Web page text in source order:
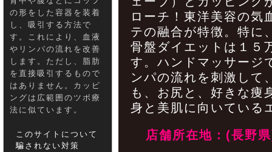
の形をした容器を装着
し、吸引する方法で
す。これにより、血液
やリンパの流れを改善
します。ただし、脂肪
を直接吸引するもので
はありません。カッピ
ングは広範囲のツボ療
法に似ています。
このサイトについて
騙されない対策
ローチ！東洋美容の気
テの融合が特徴。特に
骨盤ダイエットは１５
す。ハンドマッサージ
ンパの流れを刺激して
も、お尻と、好きな痩
身と美肌に向いている
店舗所在地：(長野